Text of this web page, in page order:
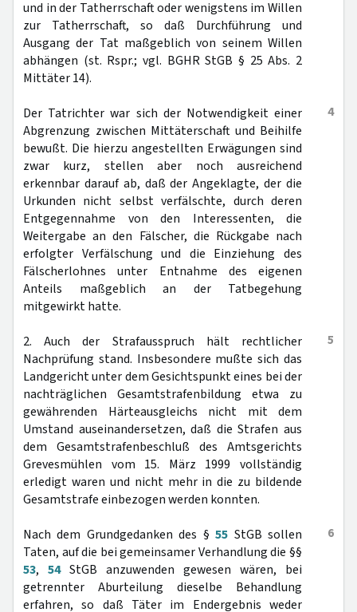
und in der Tatherrschaft oder wenigstens im Willen
zur Tatherrschaft, so daß Durchführung und
Ausgang der Tat maßgeblich von seinem Willen
abhängen (st. Rspr.; vgl. BGHR StGB § 25 Abs. 2
Mittäter 14).
4
Der Tatrichter war sich der Notwendigkeit einer
Abgrenzung zwischen Mittäterschaft und Beihilfe
bewußt. Die hierzu angestellten Erwägungen sind
zwar kurz, stellen aber noch ausreichend
erkennbar darauf ab, daß der Angeklagte, der die
Urkunden nicht selbst verfälschte, durch deren
Entgegennahme von den Interessenten, die
Weitergabe an den Fälscher, die Rückgabe nach
erfolgter Verfälschung und die Einziehung des
Fälscherlohnes unter Entnahme des eigenen
Anteils maßgeblich an der Tatbegehung
mitgewirkt hatte.
5
2. Auch der Strafausspruch hält rechtlicher
Nachprüfung stand. Insbesondere mußte sich das
Landgericht unter dem Gesichtspunkt eines bei der
nachträglichen Gesamtstrafenbildung etwa zu
gewährenden Härteausgleichs nicht mit dem
Umstand auseinandersetzen, daß die Strafen aus
dem Gesamtstrafenbeschluß des Amtsgerichts
Grevesmühlen vom 15. März 1999 vollständig
erledigt waren und nicht mehr in die zu bildende
Gesamtstrafe einbezogen werden konnten.
6
Nach dem Grundgedanken des §55 StGB sollen
Taten, auf die bei gemeinsamer Verhandlung die §§
53, 54StGB anzuwenden gewesen wären, bei
getrennter Aburteilung dieselbe Behandlung
erfahren, so daß Täter im Endergebnis weder